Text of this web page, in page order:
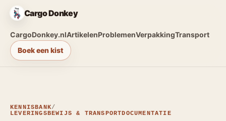
Cargo Donkey
CargoDonkey.nlArtikelenProblemenVerpakkingTransport
Boek een kist
KENNISBANK/
LEVERINGSBEWIJS & TRANSPORTDOCUMENTATIE